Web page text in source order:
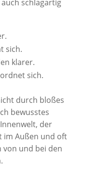
schlagartig
sich.
klarer.
sich.
durch bloßes
bewusstes
der
im Außen und oft
und bei den